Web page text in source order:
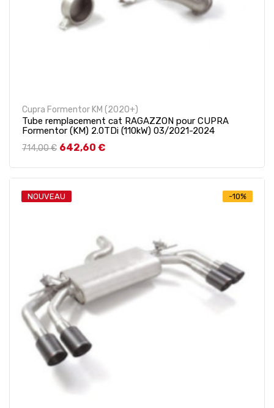
Cupra Formentor KM (2020+)
Tube remplacement cat RAGAZZON pour CUPRA
Formentor (KM) 2.0TDi (110kW) 03/2021-2024
Prix de base
714,00 € Prix
642,60 €
NOUVEAU -10%